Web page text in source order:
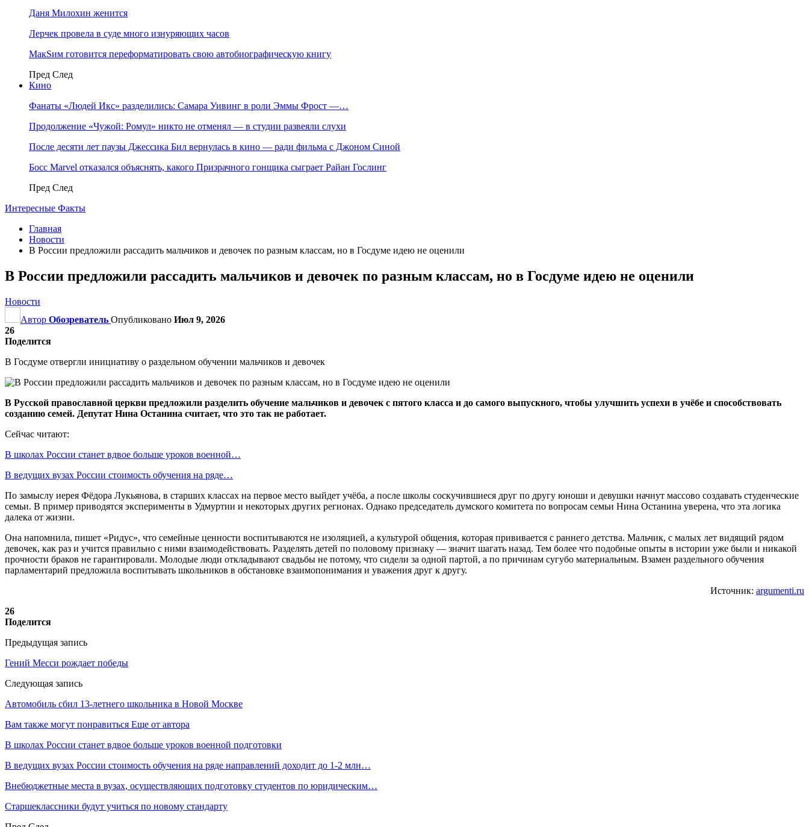
Даня Милохин женится
Лерчек провела в суде много изнуряющих часов
МакSим готовится переформатировать свою автобиографическую книгу
Пред След
Кино
Фанаты «Людей Икс» разделились: Самара Уивинг в роли Эммы Фрост —…
Продолжение «Чужой: Ромул» никто не отменял — в студии развеяли слухи
После десяти лет паузы Джессика Бил вернулась в кино — ради фильма с Джоном Синой
Босс Marvel отказался объяснять, какого Призрачного гонщика сыграет Райан Гослинг
Пред След
Интересные Факты
Главная
Новости
В России предложили рассадить мальчиков и девочек по разным классам, но в Госдуме идею не оценили
В России предложили рассадить мальчиков и девочек по разным классам, но в Госдуме идею не оценили
Новости
Автор Обозреватель Опубликовано Июл 9, 2026
26
Поделится
В Госдуме отвергли инициативу о раздельном обучении мальчиков и девочек
В Русской православной церкви предложили разделить обучение мальчиков и девочек с пятого класса и до самого выпускного, чтобы улучшить успехи в учёбе и способствовать
созданию семей. Депутат Нина Останина считает, что это так не работает.
Сейчас читают:
В школах России станет вдвое больше уроков военной…
В ведущих вузах России стоимость обучения на ряде…
По замыслу иерея Фёдора Лукьянова, в старших классах на первое место выйдет учёба, а после школы соскучившиеся друг по другу юноши и девушки начнут массово создавать студенческие
семьи. В пример приводятся эксперименты в Удмуртии и некоторых других регионах. Однако председатель думского комитета по вопросам семьи Нина Останина уверена, что эта логика
далека от жизни.
Она напомнила, пишет «Ридус», что семейные ценности воспитываются не изоляцией, а культурой общения, которая прививается с раннего детства. Мальчик, с малых лет видящий рядом
девочек, как раз и учится правильно с ними взаимодействовать. Разделять детей по половому признаку — значит шагать назад. Тем более что подобные опыты в истории уже были и никакой
прочности браков не гарантировали. Молодые люди откладывают свадьбы не потому, что сидели за одной партой, а по причинам сугубо материальным. Взамен раздельного обучения
парламентарий предложила воспитывать школьников в обстановке взаимопонимания и уважения друг к другу.
Источник: argumenti.ru
26
Поделится
Предыдущая запись
Гений Месси рождает победы
Следующая запись
Автомобиль сбил 13-летнего школьника в Новой Москве
Вам также могут понравиться Еще от автора
В школах России станет вдвое больше уроков военной подготовки
В ведущих вузах России стоимость обучения на ряде направлений доходит до 1-2 млн…
Внебюджетные места в вузах, осуществляющих подготовку студентов по юридическим…
Старшеклассники будут учиться по новому стандарту